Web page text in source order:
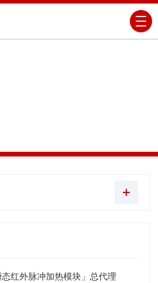
红外脉冲加热模块」总代理